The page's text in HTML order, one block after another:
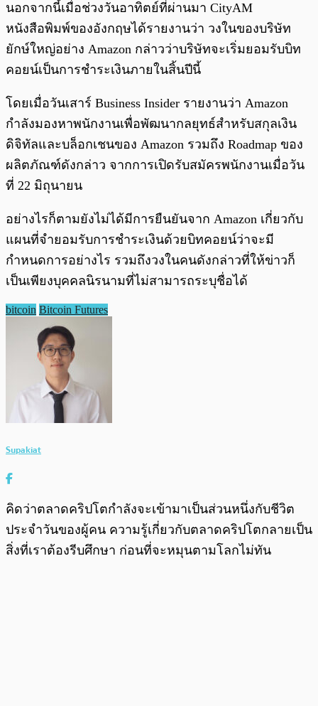
นอกจากนี้เมื่อช่วงวันอาทิตย์ที่ผ่านมา CityAM
หนังสือพิมพ์ของอังกฤษได้รายงานว่า วงในของบริษัท
ยักษ์ใหญ่อย่าง Amazon กล่าวว่าบริษัทจะเริ่มยอมรับบิท
คอยน์เป็นการชำระเงินภายในสิ้นปีนี้
โดยเมื่อวันเสาร์ Business Insider รายงานว่า Amazon
กำลังมองหาพนักงานเพื่อพัฒนากลยุทธ์สำหรับสกุลเงิน
ดิจิทัลและบล็อกเชนของ Amazon รวมถึง Roadmap ของ
ผลิตภัณฑ์ดังกล่าว จากการเปิดรับสมัครพนักงานเมื่อวัน
ที่ 22 มิถุนายน
อย่างไรก็ตามยังไม่ได้มีการยืนยันจาก Amazon เกี่ยวกับ
แผนที่จำยอมรับการชำระเงินด้วยบิทคอยน์ว่าจะมี
กำหนดการอย่างไร รวมถึงวงในคนดังกล่าวที่ให้ข่าวก็
เป็นเพียงบุคคลนิรนามที่ไม่สามารถระบุชื่อได้
bitcoin Bitcoin Futures
Supakiat
คิดว่าตลาดคริปโตกำลังจะเข้ามาเป็นส่วนหนึ่งกับชีวิต
ประจำวันของผู้คน ความรู้เกี่ยวกับตลาดคริปโตกลายเป็น
สิ่งที่เราต้องรีบศึกษา ก่อนที่จะหมุนตามโลกไม่ทัน